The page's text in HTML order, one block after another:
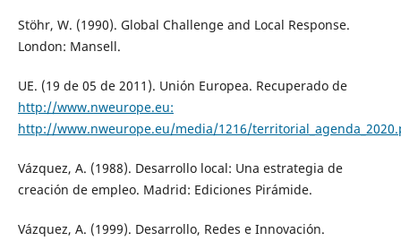
Stöhr, W. (1990). Global Challenge and Local Response.
London: Mansell.
UE. (19 de 05 de 2011). Unión Europea. Recuperado de
http://www.nweurope.eu:
http://www.nweurope.eu/media/1216/
Vázquez, A. (1988). Desarrollo local: Una estrategia de
creación de empleo. Madrid: Ediciones Pirámide.
Vázquez, A. (1999). Desarrollo, Redes e Innovación.